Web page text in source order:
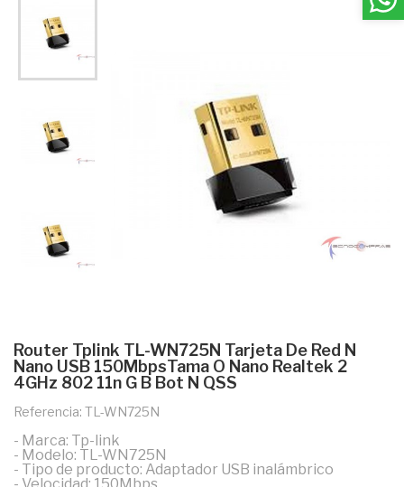
Router Tplink TL-WN725N Tarjeta De Red N
Nano USB 150MbpsTama O Nano Realtek 2
4GHz 802 11n G B Bot N QSS
Referencia: TL-WN725N
- Marca: Tp-link
- Modelo: TL-WN725N
- Tipo de producto: Adaptador USB inalámbrico